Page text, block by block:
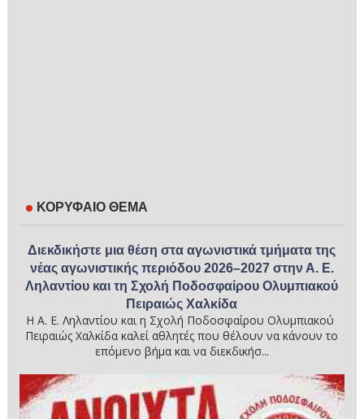
ΚΟΡΥΦΑΙΟ ΘΕΜΑ
Διεκδικήστε μια θέση στα αγωνιστικά τμήματα της
νέας αγωνιστικής περιόδου 2026–2027 στην Α. Ε.
Ληλαντίου και τη Σχολή Ποδοσφαίρου Ολυμπιακού
Πειραιώς Χαλκίδα
Η Α. Ε. Ληλαντίου και η Σχολή Ποδοσφαίρου Ολυμπιακού
Πειραιώς Χαλκίδα καλεί αθλητές που θέλουν να κάνουν το
επόμενο βήμα και να διεκδικήσ...